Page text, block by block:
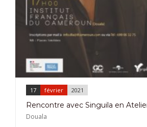
17 février 2021
Douala